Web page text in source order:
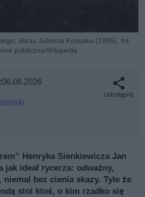
obraz Juliusza Kossaka (1885), fot.
publiczna/Wikipedia
06.08.2026
Udostępnij
Henryka Sienkiewicza Jan
jak ideał rycerza: odważny,
bez cienia skazy. Tyle że
stoi ktoś, o kim rzadko się